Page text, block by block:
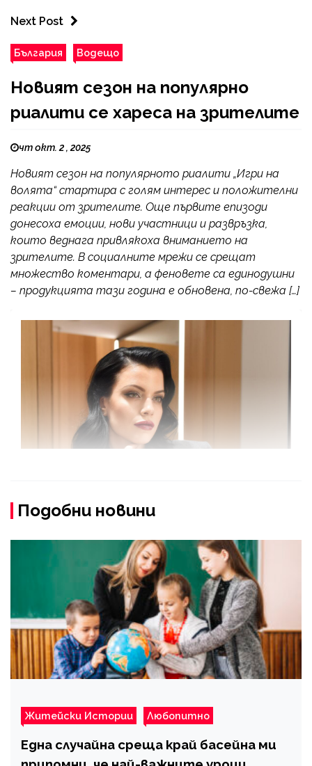
Next Post
България Водещо
Новият сезон на популярно
риалити се хареса на зрителите
чт окт. 2 , 2025
Новият сезон на популярното риалити „Игри на
волята“ стартира с голям интерес и положителни
реакции от зрителите. Още първите епизоди
донесоха емоции, нови участници и развръзка,
които веднага привлякоха вниманието на
зрителите. В социалните мрежи се срещат
множество коментари, а феновете са единодушни
– продукцията тази година е обновена, по-свежа […]
Подобни новини
Житейски Истории Любопитно
Една случайна среща край басейна ми